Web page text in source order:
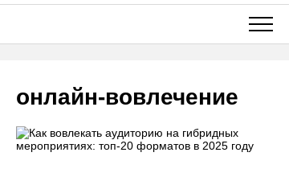
онлайн-вовлечение